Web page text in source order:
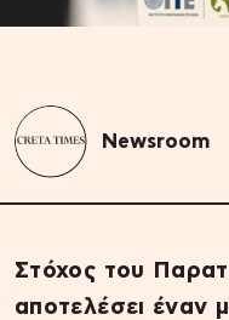
Newsroom
Στόχος του
αποτελέσει έναν